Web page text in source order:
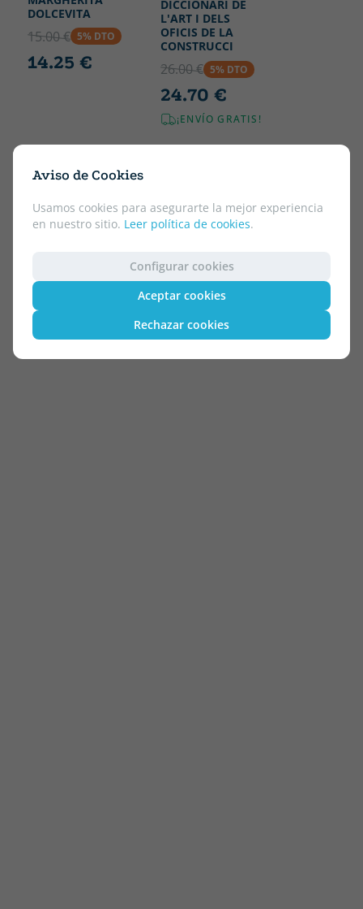
Aviso de Cookies
Usamos cookies para asegurarte la mejor experiencia
en nuestro sitio. Leer política de cookies.
Configurar cookies
Aceptar cookies
Rechazar cookies
DOLCEVITA
15.00 € 5% DTO
14.25 €
DICCIONARI DE
L'ART I DELS
OFICIS DE LA
CONSTRUCCI
26.00 € 5% DTO
24.70 €
¡ENVÍO GRATIS!